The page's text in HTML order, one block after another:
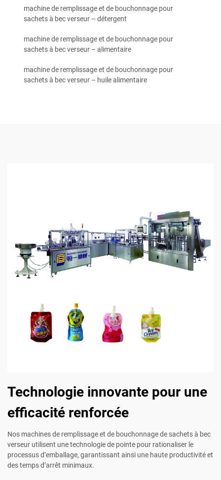
machine de remplissage et de bouchonnage pour
sachets à bec verseur – détergent
machine de remplissage et de bouchonnage pour
sachets à bec verseur – alimentaire
machine de remplissage et de bouchonnage pour
sachets à bec verseur – huile alimentaire
Technologie innovante pour une
efficacité renforcée
Nos machines de remplissage et de bouchonnage de sachets à bec
verseur utilisent une technologie de pointe pour rationaliser le
processus d’emballage, garantissant ainsi une haute productivité et
des temps d’arrêt minimaux.